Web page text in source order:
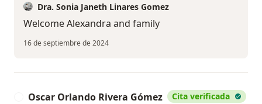
Dra. Sonia Janeth Linares Gomez
Welcome Alexandra and family
16 de septiembre de 2024
Oscar Orlando Rivera Gómez Cita verificada